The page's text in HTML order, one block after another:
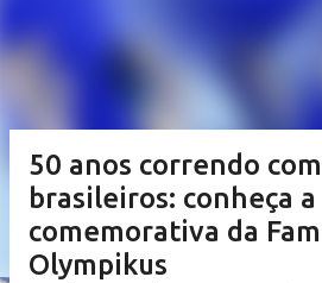
50 anos correndo
brasileiros: conheça
comemorativa da
Olympikus